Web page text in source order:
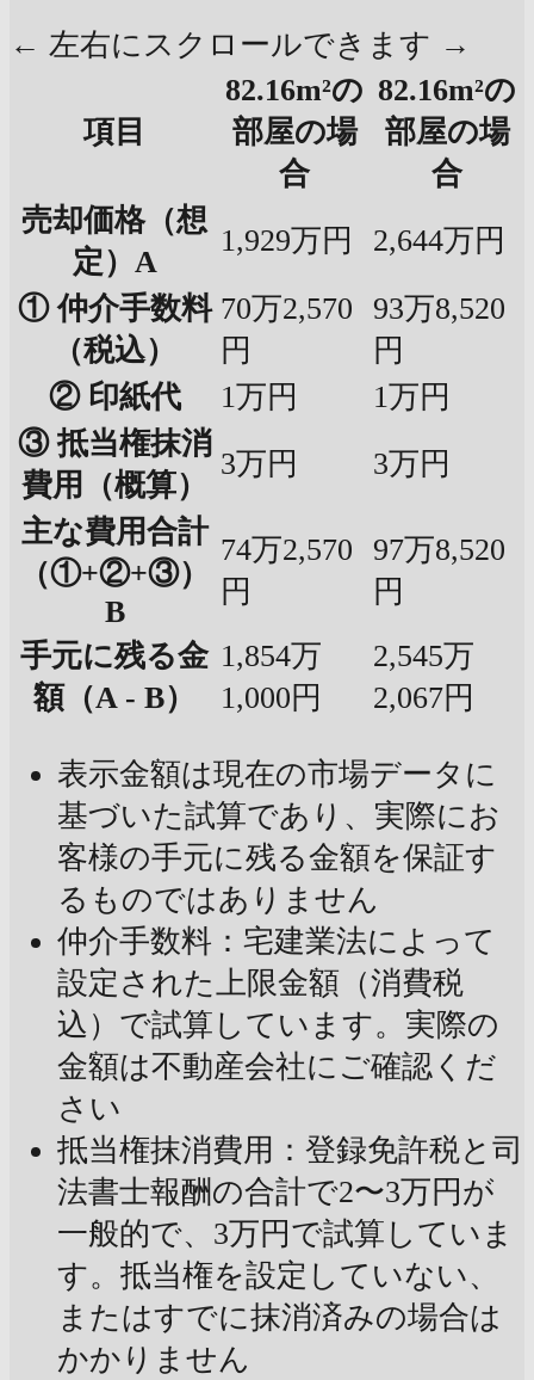
← 左右にスクロールできます →
項目
82.16m²の
部屋の場
合
82.16m²の
部屋の場
合
売却価格（想
定）A
1,929万円
2,644万円
① 仲介手数料
（税込）
70万2,570
円
93万8,520
円
② 印紙代
1万円
1万円
③ 抵当権抹消
費用（概算）
3万円
3万円
主な費用合計
（①+②+③）
B
74万2,570
円
97万8,520
円
手元に残る金
額（A - B）
1,854万
1,000円
2,545万
2,067円
表示金額は現在の市場データに
基づいた試算であり、実際にお
客様の手元に残る金額を保証す
るものではありません
仲介手数料：宅建業法によって
設定された上限金額（消費税
込）で試算しています。実際の
金額は不動産会社にご確認くだ
さい
抵当権抹消費用：登録免許税と司
法書士報酬の合計で2〜3万円が
一般的で、3万円で試算していま
す。抵当権を設定していない、
またはすでに抹消済みの場合は
かかりません